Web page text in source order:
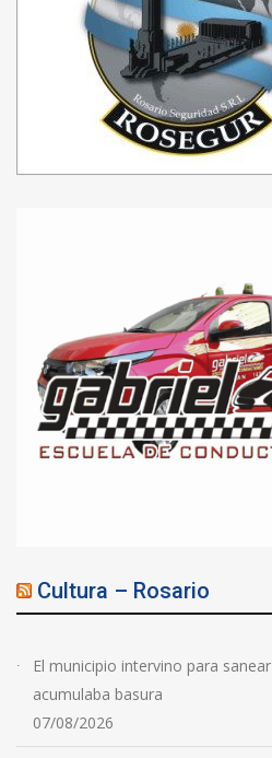
Cultura – Rosario
El municipio intervino para
acumulaba basura
07/08/2026